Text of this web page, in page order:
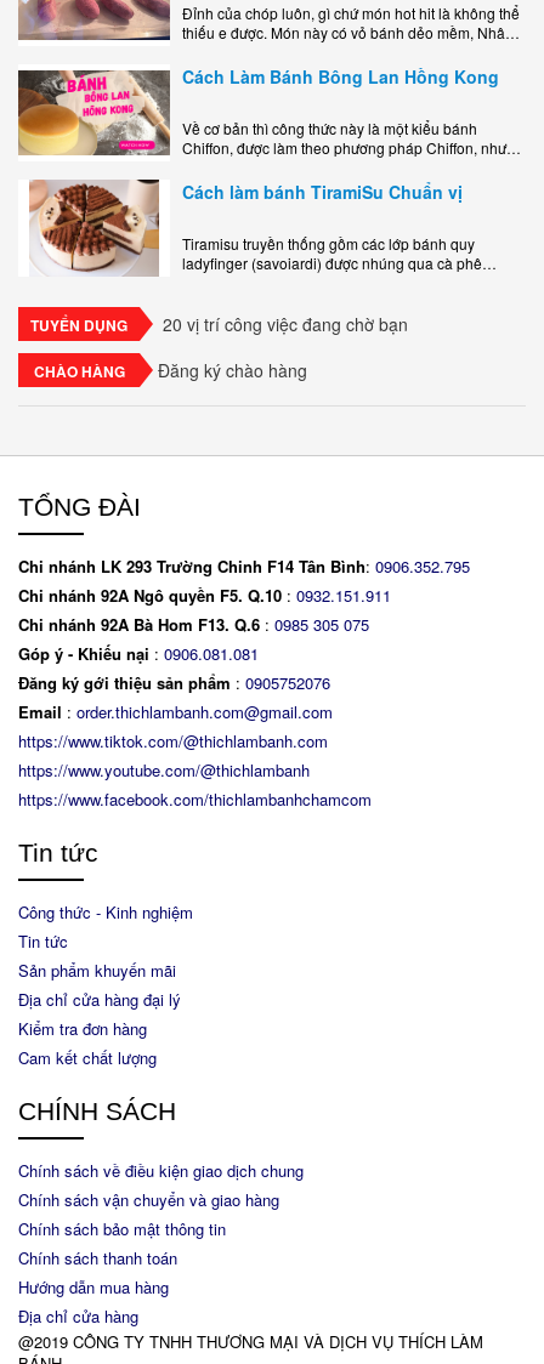
Đỉnh của chóp luôn, gì chứ món hot hit là không thể
thiếu e được. Món này có vỏ bánh dẻo mềm, Nhân
Cách Làm Bánh Bông Lan Hồng Kong
Về cơ bản thì công thức này là một kiểu bánh
Chiffon, được làm theo phương pháp Chiffon, nhưng
ngon, làm..
Cách làm bánh TiramiSu Chuẩn vị
Tiramisu truyền thống gồm các lớp bánh quy
ladyfinger (savoiardi) được nhúng qua cà phê
TUYỂN DỤNG 20 vị trí công việc đang chờ bạn
CHÀO HÀNG Đăng ký chào hàng
TỔNG ĐÀI
Chi nhánh LK 293 Trường Chinh F14 Tân Bình: 0906.352.795
Chi nhánh 92A Ngô quyền F5. Q.10 : 0932.151.911
Chi nhánh 92A Bà Hom F13. Q.6 : 0985 305 075
Góp ý - Khiếu nại : 0906.081.081
Đăng ký gới thiệu sản phẩm : 0905752076
Email : order.thichlambanh.com@gmail.com
https://www.tiktok.com/@thichlambanh.com
https://www.youtube.com/@thichlambanh
https://www.facebook.com/thichlambanhchamcom
Tin tức
Công thức - Kinh nghiệm
Tin tức
Sản phẩm khuyến mãi
Địa chỉ cửa hàng đại lý
Kiểm tra đơn hàng
Cam kết chất lượng
CHÍNH SÁCH
Chính sách về điều kiện giao dịch chung
Chính sách vận chuyển và giao hàng
Chính sách bảo mật thông tin
Chính sách thanh toán
Hướng dẫn mua hàng
Địa chỉ cửa hàng
@2019 CÔNG TY TNHH THƯƠNG MẠI VÀ DỊCH VỤ THÍCH LÀM